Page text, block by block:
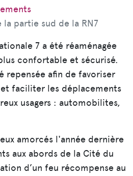
la partie sud de la RN7
7 a été réaménagée
confortable et sécurisé.
repensée afin de favoriser
faciliter les déplacements
usagers : automobilites,
amorcés l'année dernière
aux abords de la Cité du
d’un feu récompense au